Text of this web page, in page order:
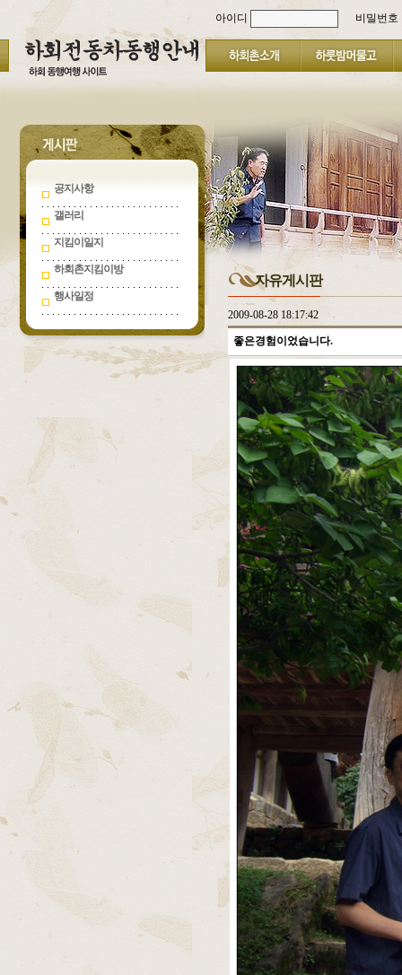
공지사항
갤러리
지킴이일지
하회촌지킴이방
행사일정
아이디 비밀번호
자유게시판
2009-08-28 18:17:42
좋은경험이었습니다.